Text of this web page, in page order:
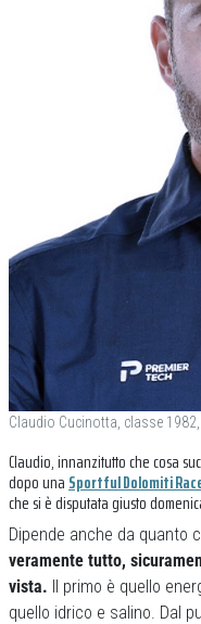
Claudio Cucinotta, classe
Claudio, innanzitutto che cosa
dopo una Sportful Dolomiti
che si è disputata giusto
Dipende anche da quanto
veramente tutto,
vista. Il primo è quello
quello idrico e salino. Dal